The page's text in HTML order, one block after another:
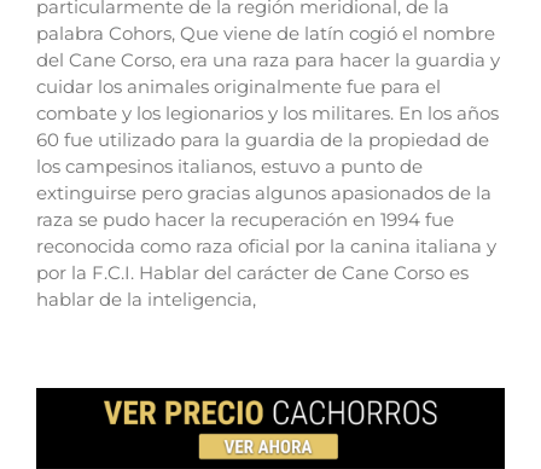
particularmente de la región meridional, de la
palabra Cohors, Que viene de latín cogió el nombre
del Cane Corso, era una raza para hacer la guardia y
cuidar los animales originalmente fue para el
combate y los legionarios y los militares. En los años
60 fue utilizado para la guardia de la propiedad de
los campesinos italianos, estuvo a punto de
extinguirse pero gracias algunos apasionados de la
raza se pudo hacer la recuperación en 1994 fue
reconocida como raza oficial por la canina italiana y
por la F.C.I. Hablar del carácter de Cane Corso es
hablar de la inteligencia,